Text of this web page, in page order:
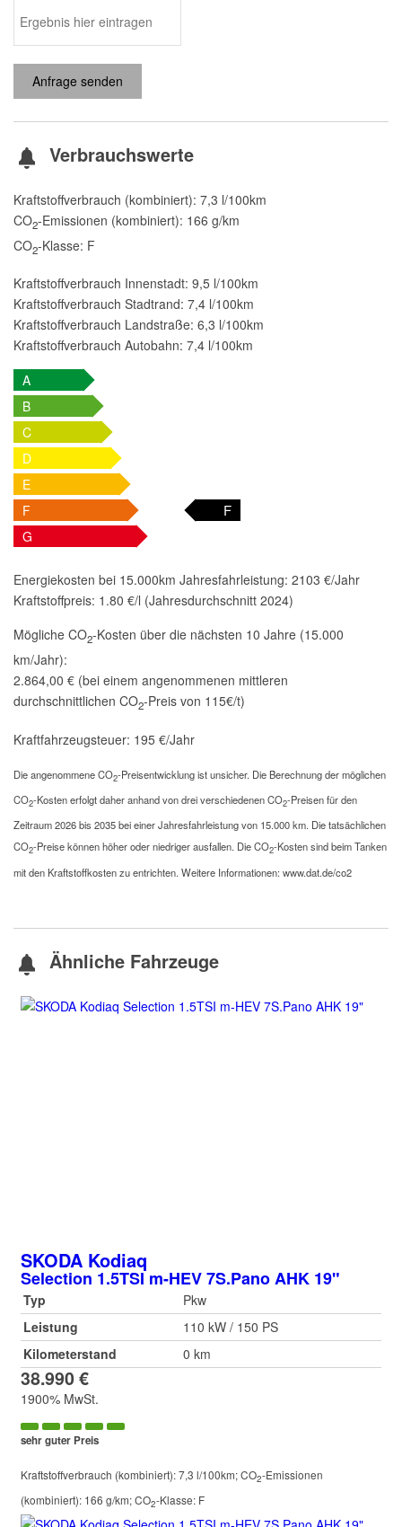
Anfrage senden
Verbrauchswerte
Kraftstoffverbrauch (kombiniert): 7,3 l/100km
CO2-Emissionen (kombiniert): 166 g/km
CO2-Klasse: F
Kraftstoffverbrauch Innenstadt: 9,5 l/100km
Kraftstoffverbrauch Stadtrand: 7,4 l/100km
Kraftstoffverbrauch Landstraße: 6,3 l/100km
Kraftstoffverbrauch Autobahn: 7,4 l/100km
A
B
C
D
E
F
F
G
Energiekosten bei 15.000km Jahresfahrleistung: 2103 €/Jahr
Kraftstoffpreis: 1.80 €/l (Jahresdurchschnitt 2024)
Mögliche CO2-Kosten über die nächsten 10 Jahre (15.000
km/Jahr):
2.864,00 € (bei einem angenommenen mittleren
durchschnittlichen CO2-Preis von 115€/t)
Kraftfahrzeugsteuer: 195 €/Jahr
Die angenommene CO2-Preisentwicklung ist unsicher. Die Berechnung der möglichen
CO2-Kosten erfolgt daher anhand von drei verschiedenen CO2-Preisen für den
Zeitraum 2026 bis 2035 bei einer Jahresfahrleistung von 15.000 km. Die tatsächlichen
CO2-Preise können höher oder niedriger ausfallen. Die CO2-Kosten sind beim Tanken
mit den Kraftstoffkosten zu entrichten. Weitere Informationen: www.dat.de/co2
Ähnliche Fahrzeuge
SKODA Kodiaq
Selection 1.5TSI m-HEV 7S.Pano AHK 19"
Typ
Pkw
Leistung
110 kW / 150 PS
Kilometerstand
0 km
38.990 €
1900% MwSt.
sehr guter Preis
Kraftstoffverbrauch (kombiniert):7,3 l/100km;CO2-Emissionen
(kombiniert): 166 g/km;CO2-Klasse: F